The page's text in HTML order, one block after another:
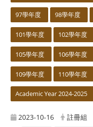
97學年度 98學年度
101學年度 102學年度
105學年度 106學年度
109學年度 110學年度
Academic Year 2024-2025
2023-10-16 註冊組